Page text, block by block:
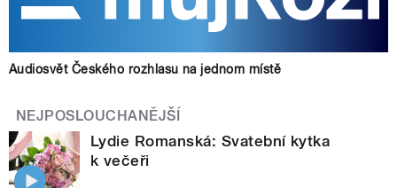
Audiosvět Českého rozhlasu na jednom místě
NEJPOSLOUCHANĚJŠÍ
Lydie Romanská: Svatební kytka
k večeři